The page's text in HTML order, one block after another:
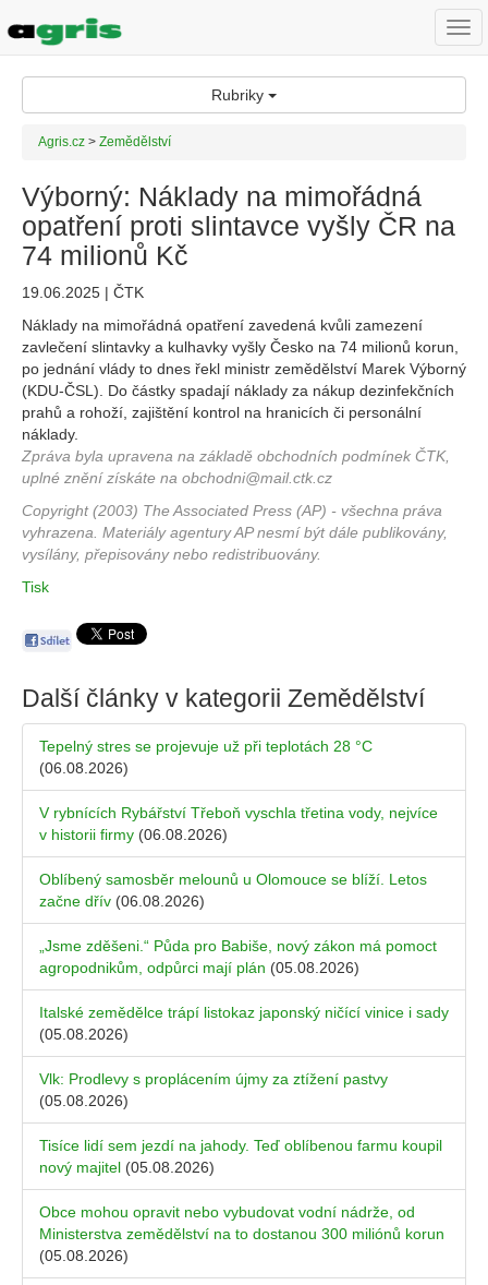
Rubriky
Agris.cz > Zemědělství
Výborný: Náklady na mimořádná
opatření proti slintavce vyšly ČR na
74 milionů Kč
19.06.2025 | ČTK
Náklady na mimořádná opatření zavedená kvůli zamezení
zavlečení slintavky a kulhavky vyšly Česko na 74 milionů korun,
po jednání vlády to dnes řekl ministr zemědělství Marek Výborný
(KDU-ČSL). Do částky spadají náklady za nákup dezinfekčních
prahů a rohoží, zajištění kontrol na hranicích či personální
náklady.
Zpráva byla upravena na základě obchodních podmínek ČTK,
uplné znění získáte na obchodni@mail.ctk.cz
Copyright (2003) The Associated Press (AP) - všechna práva
vyhrazena. Materiály agentury AP nesmí být dále publikovány,
vysílány, přepisovány nebo redistribuovány.
Tisk
Další články v kategorii Zemědělství
Tepelný stres se projevuje už při teplotách 28 °C
(06.08.2026)
V rybnících Rybářství Třeboň vyschla třetina vody, nejvíce
v historii firmy (06.08.2026)
Oblíbený samosběr melounů u Olomouce se blíží. Letos
začne dřív (06.08.2026)
„Jsme zděšeni.“ Půda pro Babiše, nový zákon má pomoct
agropodnikům, odpůrci mají plán (05.08.2026)
Italské zemědělce trápí listokaz japonský ničící vinice i sady
(05.08.2026)
Vlk: Prodlevy s proplácením újmy za ztížení pastvy
(05.08.2026)
Tisíce lidí sem jezdí na jahody. Teď oblíbenou farmu koupil
nový majitel (05.08.2026)
Obce mohou opravit nebo vybudovat vodní nádrže, od
Ministerstva zemědělství na to dostanou 300 miliónů korun
(05.08.2026)